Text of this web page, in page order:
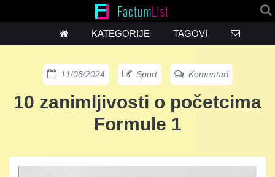
KATEGORIJE TAGOVI
11/08/2024 Sport Komentari
10 zanimljivosti o početcima
Formule 1